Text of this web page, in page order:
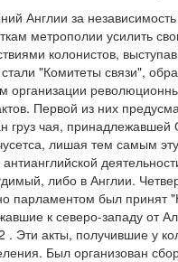
Англии за
метрополии усилить
колонистов,
"Комитеты связи",
организации
Первой из них
груз чая,
лишая тем самым
либо в Англии.
парламентом был принят
к северо-западу от
Эти акты, получившие у
Был организован